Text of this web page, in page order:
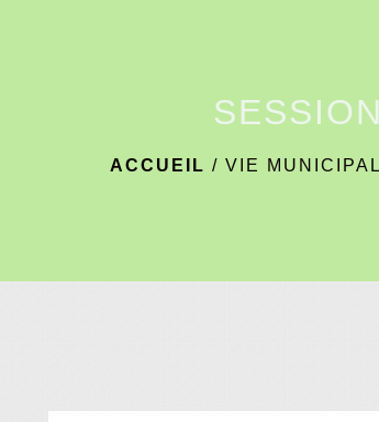
ACCUEIL / VIE